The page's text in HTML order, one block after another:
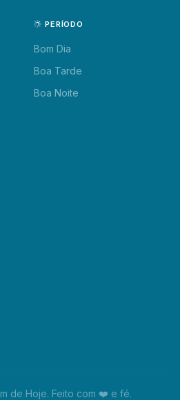
PERÍODO
Bom Dia
Boa Tarde
Boa Noite
de Hoje. Feito com ❤️ e fé.